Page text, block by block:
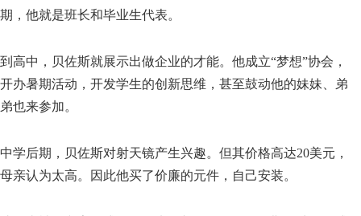
期，他就是班长和毕业生代表。
到高中，贝佐斯就展示出做企业的才能。他成立“梦想”协会，
开办暑期活动，开发学生的创新思维，甚至鼓动他的妹妹、弟
弟也来参加。
中学后期，贝佐斯对射天镜产生兴趣。但其价格高达20美元，
母亲认为太高。因此他买了价廉的元件，自己安装。